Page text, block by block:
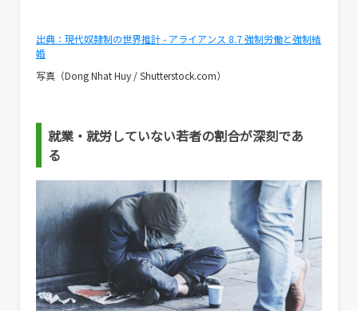
出典：現代奴隷制の世界推計 - アライアンス 8.7 強制労働と強制結
婚
写真（Dong Nhat Huy / Shutterstock.com）
就業・就労していない若者の割合が深刻であ
る